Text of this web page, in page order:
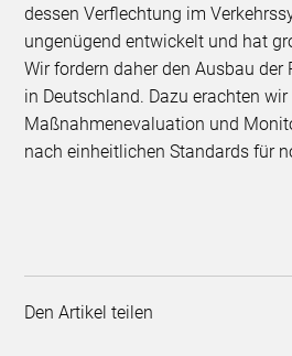
dessen Verflechtung im
ungenügend entwickelt und hat
Wir fordern daher den Ausbau der
in Deutschland. Dazu erachten
Maßnahmenevaluation und
nach einheitlichen Standards für
Den Artikel teilen